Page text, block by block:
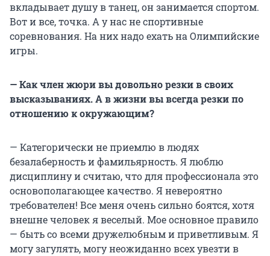
вкладывает душу в танец, он занимается спортом.
Вот и все, точка. А у нас не спортивные
соревнования. На них надо ехать на Олимпийские
игры.
— Как член жюри вы довольно резки в своих
высказываниях. А в жизни вы всегда резки по
отношению к окружающим?
— Категорически не приемлю в людях
безалаберность и фамильярность. Я люблю
дисциплину и считаю, что для профессионала это
основополагающее качество. Я невероятно
требователен! Все меня очень сильно боятся, хотя
внешне человек я веселый. Мое основное правило
— быть со всеми дружелюбным и приветливым. Я
могу загулять, могу неожиданно всех увезти в